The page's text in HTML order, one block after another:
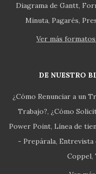
Diagrama de Gantt
Minuta Pagarés
Ver más
DE NUESTRO
¿Cómo Renunciar a un
Trabajo? ¿Cómo
Power Point Línea de
- Prepárala Entrevista
Coppel